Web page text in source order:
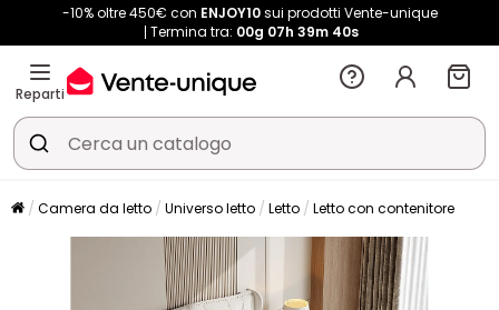
-10% oltre 450€ con ENJOY10sui prodotti Vente-unique
Termina tra: 00g 07h 39m 40s
Reparti
Camera da letto Universo letto Letto Letto con contenitore